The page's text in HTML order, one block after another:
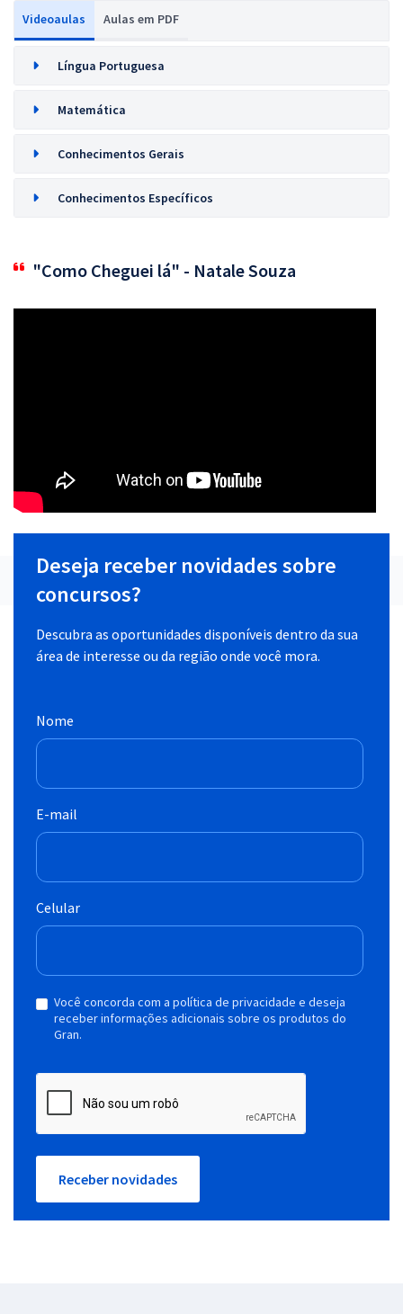
Videoaulas Aulas em PDF
Língua Portuguesa
Matemática
Conhecimentos Gerais
Conhecimentos Específicos
"Como Cheguei lá" - Natale Souza
Deseja receber novidades sobre
concursos?
Descubra as oportunidades disponíveis dentro da sua
área de interesse ou da região onde você mora.
Nome
E-mail
Celular
Você concorda com a política de privacidade e deseja
receber informações adicionais sobre os produtos do
Gran.
Receber novidades